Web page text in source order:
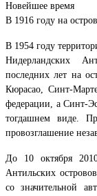
Новейшее время
В 1916 году на
В 1954 году
Нидерландских
последних лет на
Кюрасао, Синт-
федерации, а Синт-
тогдашнем виде.
провозглашение
До 10 октября
Антильских
со значительной